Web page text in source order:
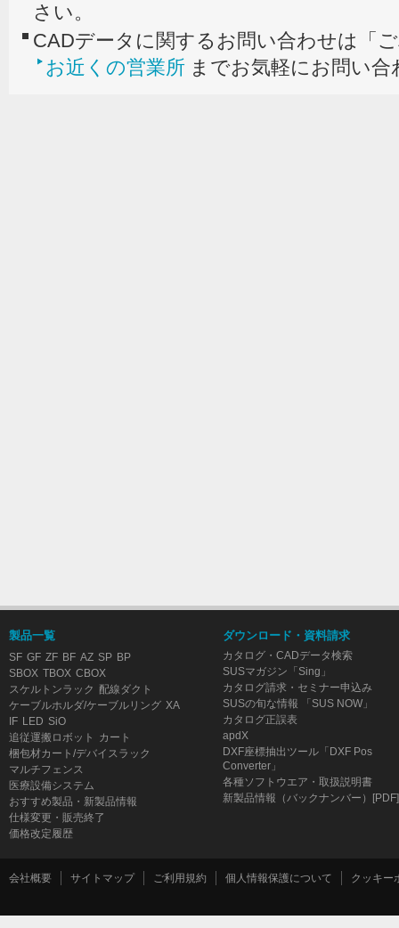
さい。
CADデータに関するお問い合わせは「
お近くの営業所 までお気軽にお問い
製品一覧
SF GF ZF BF AZ SP BP
SBOX TBOX CBOX
スケルトンラック 配線ダクト
ケーブルホルダ/ケーブルリング XA
IF LED SiO
追従運搬ロボット
カート
梱包材カート/デバイスラック
マルチフェンス
医療設備システム
おすすめ製品・新製品情報
仕様変更・販売終了
価格改定履歴
ダウンロード・資料請求
カタログ・CADデータ検索
SUSマガジン「Sing」
カタログ請求・セミナー申込み
SUSの旬な情報 「SUS NOW」
カタログ正誤表
apdX
DXF座標抽出ツール「DXF Pos
Converter」
各種ソフトウエア・取扱説明書
新製品情報（バックナンバー）[PDF]
会社概要 サイトマップ ご利用規約 個人情報保護について クッキー